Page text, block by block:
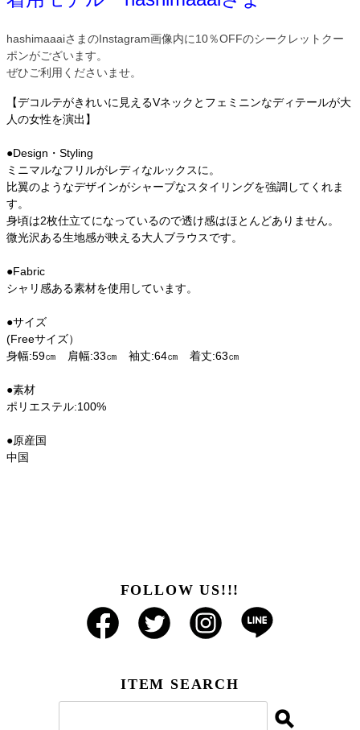
hashimaaaiさまのInstagram画像内に10％OFFのシークレットクー
ポンがございます。
ぜひご利用くださいませ。
【デコルテがきれいに見えるVネックとフェミニンなディテールが大
人の女性を演出】
●Design・Styling
ミニマルなフリルがレディなルックスに。
比翼のようなデザインがシャープなスタイリングを強調してくれま
す。
身頃は2枚仕立てになっているので透け感はほとんどありません。
微光沢ある生地感が映える大人ブラウスです。
●Fabric
シャリ感ある素材を使用しています。
●サイズ
(Freeサイズ）
身幅:59㎝ 肩幅:33㎝ 袖丈:64㎝ 着丈:63㎝
●素材
ポリエステル:100%
●原産国
中国
FOLLOW US!!!
ITEM SEARCH